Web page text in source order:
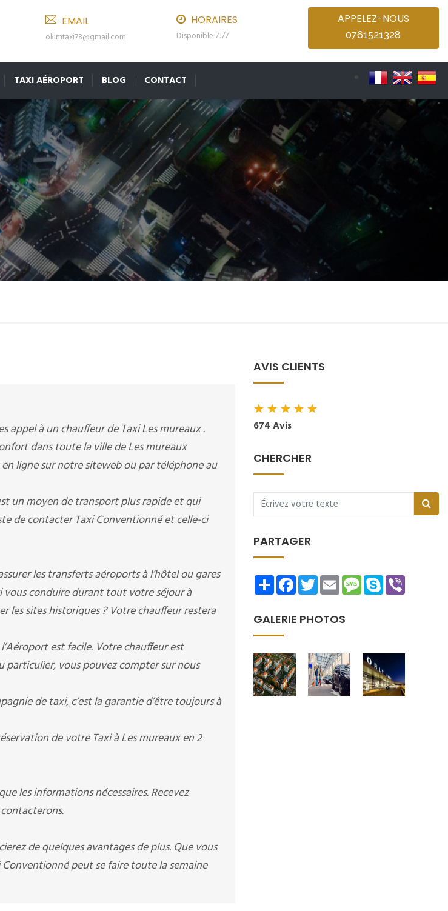
EMAIL
oklmtaxi78@gmail.com
HORAIRES
Disponible 7J/7
APPELEZ-NOUS
0761521328
TAXI AÉROPORT BLOG CONTACT
appel à un chauffeur de Taxi Les mureaux .
dans toute la ville de Les mureaux
ligne sur notre siteweb ou par téléphone au
un moyen de transport plus rapide et qui
de contacter Taxi Conventionné et celle-ci
les transferts aéroports à l’hôtel ou gares
vous conduire durant tout votre séjour à
les sites historiques ? Votre chauffeur restera
est facile. Votre chauffeur est
particulier, vous pouvez compter sur nous
de taxi, c’est la garantie d’être toujours à
de votre Taxi à Les mureaux en 2
les informations nécessaires. Recevez
de quelques avantages de plus. Que vous
peut se faire toute la semaine
AVIS CLIENTS
★★★★★
674 Avis
CHERCHER
PARTAGER
ShareFacebookTwitterEmailMessage
Skype
GALERIE PHOTOS